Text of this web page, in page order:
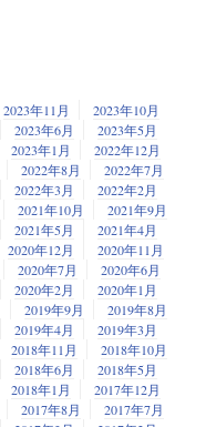
2023年11月
2023年10月
2023年6月
2023年5月
2023年1月
2022年12月
2022年8月
2022年7月
2022年3月
2022年2月
2021年10月
2021年9月
2021年5月
2021年4月
2020年12月
2020年11月
2020年7月
2020年6月
2020年2月
2020年1月
2019年9月
2019年8月
2019年4月
2019年3月
2018年11月
2018年10月
2018年6月
2018年5月
2018年1月
2017年12月
2017年8月
2017年7月